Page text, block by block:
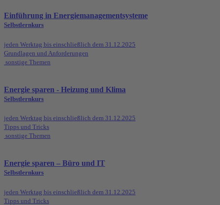
Einführung in Energiemanagementsysteme
Selbstlernkurs
jeden Werktag bis einschließlich dem 31.12.2025
Grundlagen und Anforderungen
sonstige Themen
Energie sparen - Heizung und Klima
Selbstlernkurs
jeden Werktag bis einschließlich dem 31.12.2025
Tipps und Tricks
sonstige Themen
Energie sparen – Büro und IT
Selbstlernkurs
jeden Werktag bis einschließlich dem 31.12.2025
Tipps und Tricks